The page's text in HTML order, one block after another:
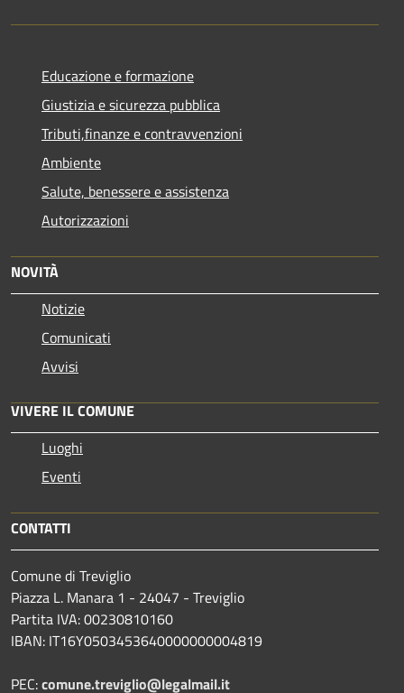
Educazione e formazione
Giustizia e sicurezza pubblica
Tributi,finanze e contravvenzioni
Ambiente
Salute, benessere e assistenza
Autorizzazioni
NOVITÀ
Notizie
Comunicati
Avvisi
VIVERE IL COMUNE
Luoghi
Eventi
CONTATTI
Comune di Treviglio
Piazza L. Manara 1 - 24047 - Treviglio
Partita IVA: 00230810160
IBAN: IT16Y0503453640000000004819
PEC:comune.treviglio@legalmail.it